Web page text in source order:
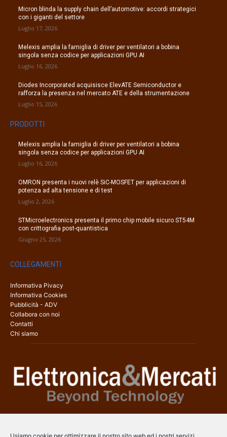
Micron blinda la supply chain dell’automotive: accordi strategici
con i giganti del settore
Luglio 17, 2026
Melexis amplia la famiglia di driver per ventilatori a bobina
singola senza codice per applicazioni GPU AI
Luglio 16, 2026
Diodes Incorporated acquisisce ElevATE Semiconductor e
rafforza la presenza nel mercato ATE e della strumentazione
Luglio 15, 2026
PRODOTTI
Melexis amplia la famiglia di driver per ventilatori a bobina
singola senza codice per applicazioni GPU AI
Luglio 16, 2026
OMRON presenta i nuovi relè SiC-MOSFET per applicazioni di
potenza ad alta tensione e di test
Luglio 2, 2026
STMicroelectronics presenta il primo chip mobile sicuro ST54M
con crittografia post-quantistica
Giugno 25, 2026
COLLEGAMENTI
Informativa Pivacy
Informativa Cookies
Pubblicità - ADV
Collabora con noi
Contatti
Chi siamo